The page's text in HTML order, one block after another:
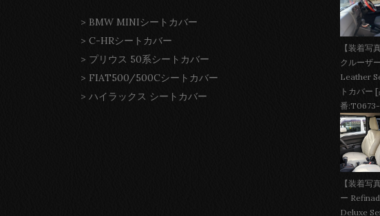
> BMW MINIシートカバー
> C-HRシートカバー
> プリウス 50系シートカバー
> FIAT500/500Cシートカバー
> ハイラックス シートカバー
【装着写
クルーザ
Leather
トカバー [
番
【装着写
ー
Deluxe